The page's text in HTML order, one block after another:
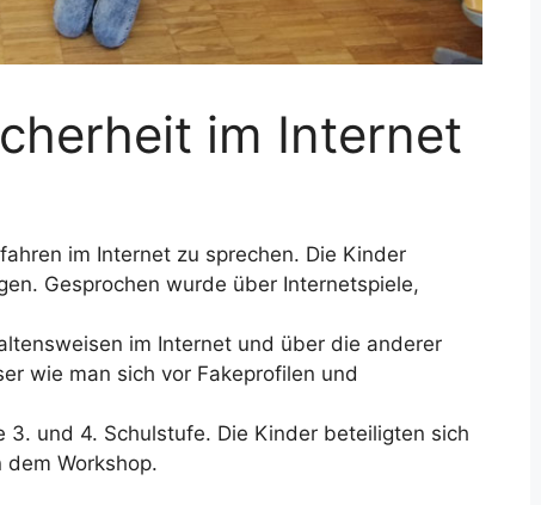
im Internet
im Internet zu sprechen. Die Kinder
Gesprochen wurde über Internetspiele,
im Internet und über die anderer
wie man sich vor Fakeprofilen und
und 4. Schulstufe. Die Kinder beteiligten sich
Workshop.